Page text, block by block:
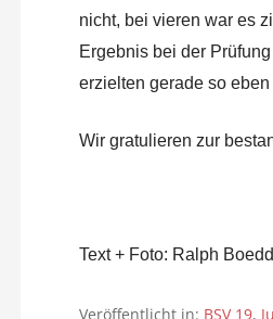
nicht, bei vieren war es
Ergebnis bei der
erzielten gerade so
Wir gratulieren zur
Text + Foto: Ralph
Veröffentlicht in: BSV 19,